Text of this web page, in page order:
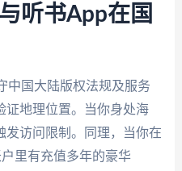
听书App在国
中国大陆版权法规及服务
证地理位置。当你身处海
发访问限制。同理，当你在
里有充值多年的豪华